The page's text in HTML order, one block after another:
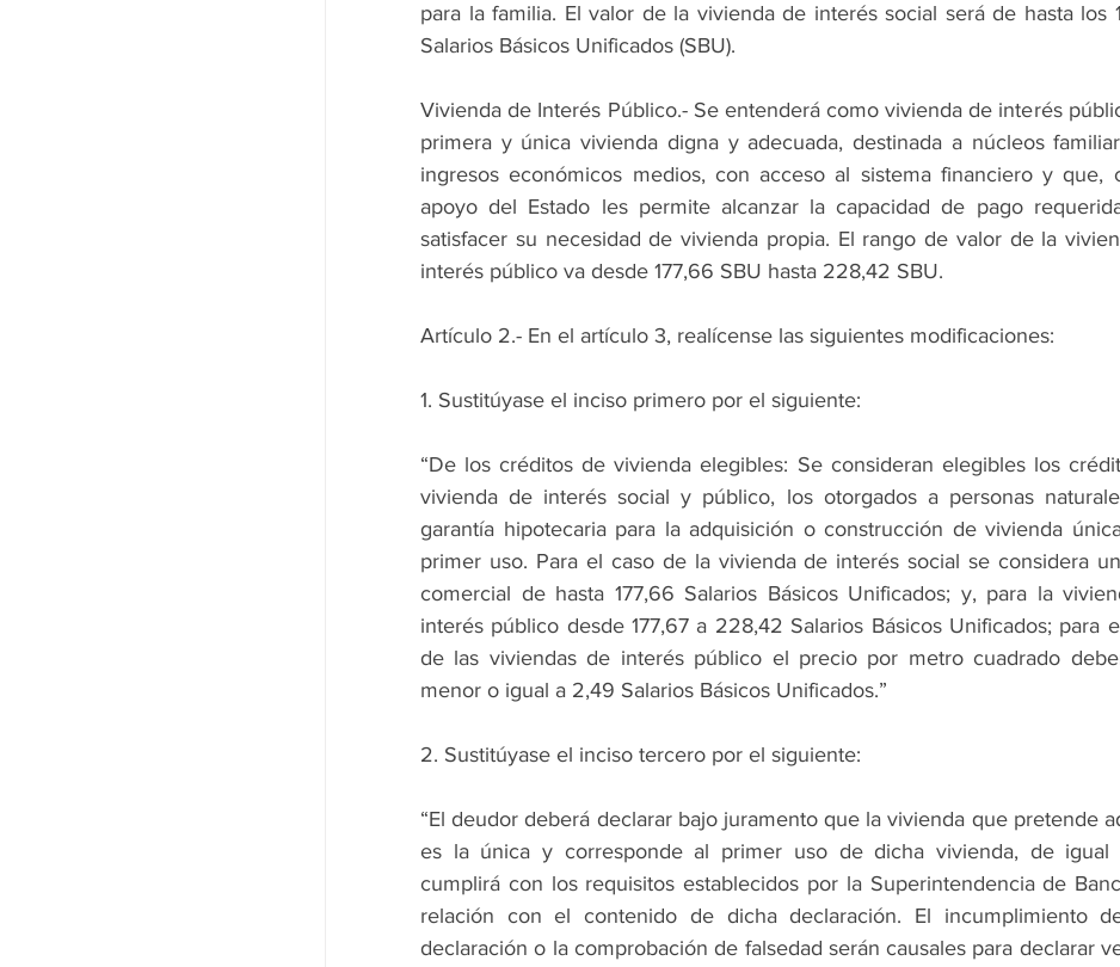
para la familia. El valor de la vivienda de interés social será de hasta los
Salarios Básicos Unificados (SBU).
Vivienda de Interés Público.- Se entenderá como vivienda de interés
primera y única vivienda digna y adecuada, destinada a núcleos
ingresos económicos medios, con acceso al sistema financiero y que,
apoyo del Estado les permite alcanzar la capacidad de pago
satisfacer su necesidad de vivienda propia. El rango de valor de la
interés público va desde 177,66 SBU hasta 228,42 SBU.
Artículo 2.- En el artículo 3, realícense las siguientes modificaciones:
1. Sustitúyase el inciso primero por el siguiente:
“De los créditos de vivienda elegibles: Se consideran elegibles los
vivienda de interés social y público, los otorgados a personas
garantía hipotecaria para la adquisición o construcción de vivienda
primer uso. Para el caso de la vivienda de interés social se considera
comercial de hasta 177,66 Salarios Básicos Unificados; y, para la
interés público desde 177,67 a 228,42 Salarios Básicos Unificados; para
de las viviendas de interés público el precio por metro cuadrado
menor o igual a 2,49 Salarios Básicos Unificados.”
2. Sustitúyase el inciso tercero por el siguiente:
“El deudor deberá declarar bajo juramento que la vivienda que pretende
es la única y corresponde al primer uso de dicha vivienda, de igual
cumplirá con los requisitos establecidos por la Superintendencia de
relación con el contenido de dicha declaración. El incumplimiento
declaración o la comprobación de falsedad serán causales para declarar